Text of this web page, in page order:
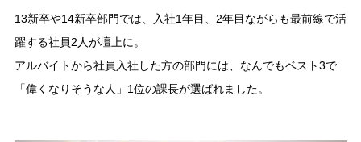
13新卒や14新卒部門では、入社1年目、2年目ながらも最前線で活
躍する社員2人が壇上に。
アルバイトから社員入社した方の部門には、なんでもベスト3で
「偉くなりそうな人」1位の課長が選ばれました。